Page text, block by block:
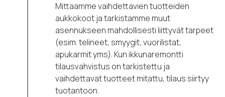
Mittaamme vaihdettavien tuotteiden
aukkokoot ja tarkistamme muut
asennukseen mahdollisesti liittyvät tarpeet
(esim. telineet, smyygit, vuorilistat,
apukarmit yms). Kun ikkunaremontti
tilausvahvistus on tarkistettu ja
vaihdettavat tuotteet mitattu, tilaus siirtyy
tuotantoon.